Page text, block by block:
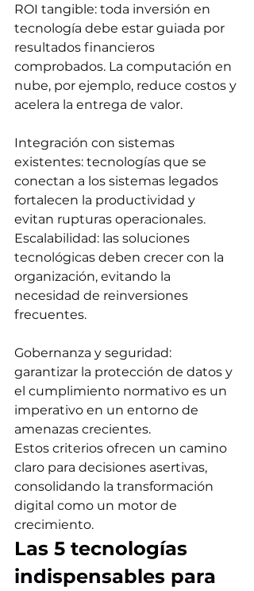
ROI tangible: toda inversión en
tecnología debe estar guiada por
resultados financieros
comprobados. La computación en
nube, por ejemplo, reduce costos y
acelera la entrega de valor.
Integración con sistemas
existentes: tecnologías que se
conectan a los sistemas legados
fortalecen la productividad y
evitan rupturas operacionales.
Escalabilidad: las soluciones
tecnológicas deben crecer con la
organización, evitando la
necesidad de reinversiones
frecuentes.
Gobernanza y seguridad:
garantizar la protección de datos y
el cumplimiento normativo es un
imperativo en un entorno de
amenazas crecientes.
Estos criterios ofrecen un camino
claro para decisiones asertivas,
consolidando la transformación
digital como un motor de
crecimiento.
Las 5 tecnologías
indispensables para